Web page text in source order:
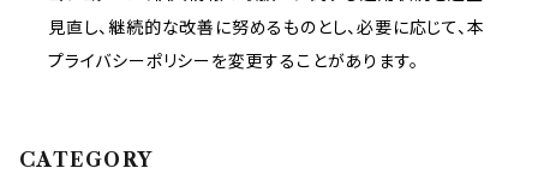
見直し、継続的な改善に努めるものとし、必要に応じて、本
プライバシーポリシーを変更することがあります。
CATEGORY